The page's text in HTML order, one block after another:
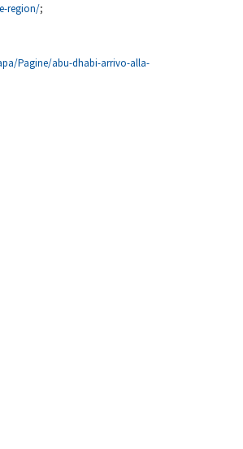
region/;
Pagine/abu-dhabi-arrivo-alla-